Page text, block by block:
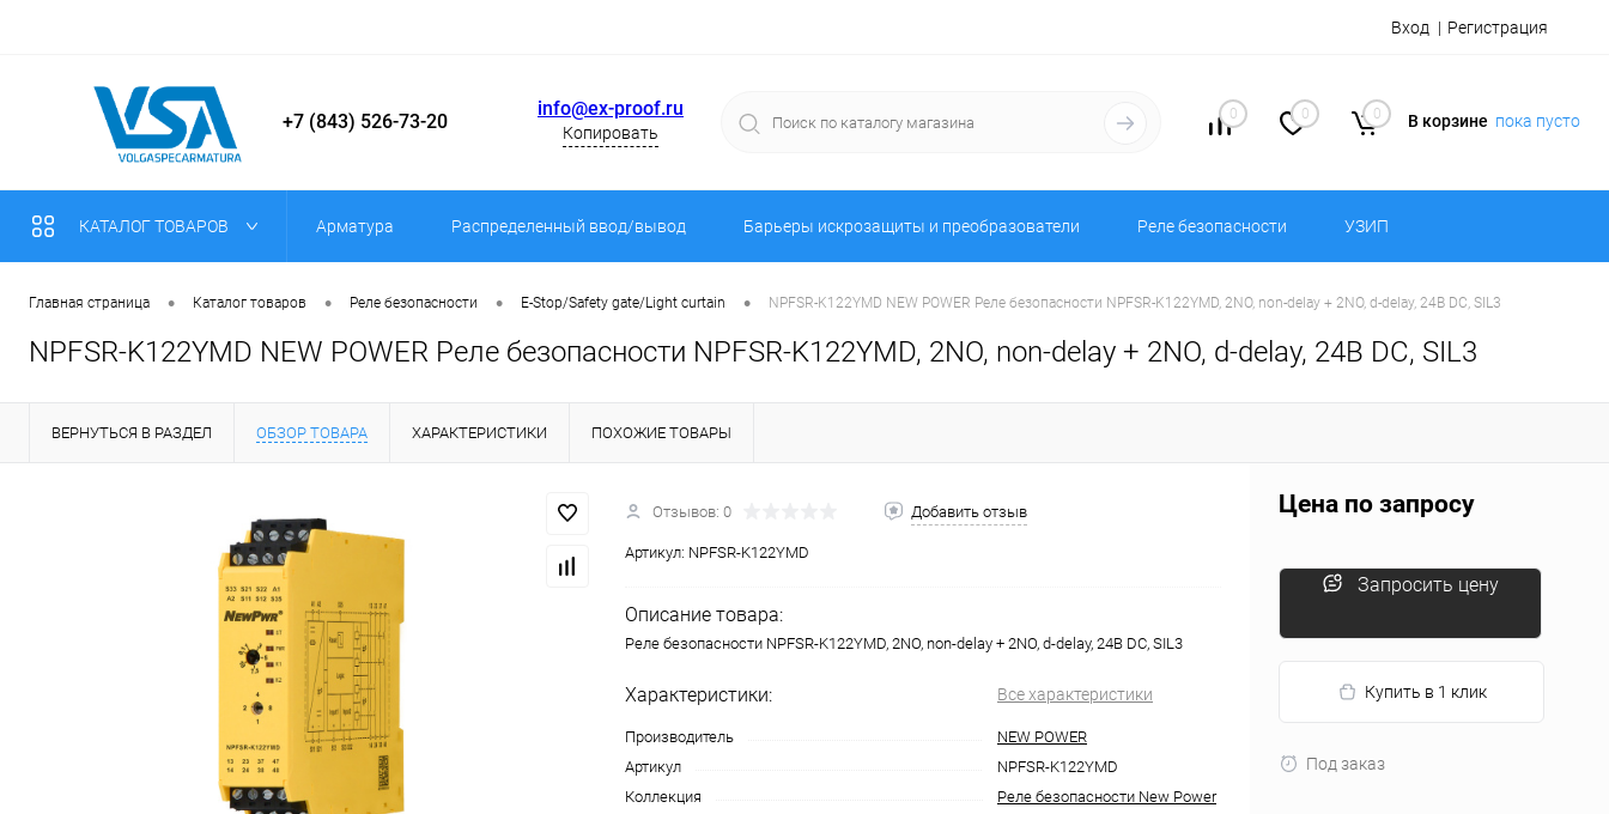
Вход Регистрация
+7 (843) 526-73-20
info@ex-proof.ru
Копировать
0 0 0 В корзине пока пусто
КАТАЛОГ ТОВАРОВ Арматура Распределенный ввод/вывод Барьеры искрозащиты и преобразователи Реле безопасности УЗИП
Главная страница • Каталог товаров • Реле безопасности • E-Stop/Safety gate/Light curtain • NPFSR-K122YMD NEW POWER Реле безопасности NPFSR-K122YMD, 2NO, non-delay + 2NO, d-delay, 24В DC, SIL3
NPFSR-K122YMD NEW POWER Реле безопасности NPFSR-K122YMD, 2NO, non-delay + 2NO, d-delay, 24В DC, SIL3
ВЕРНУТЬСЯ В РАЗДЕЛ ОБЗОР ТОВАРА ХАРАКТЕРИСТИКИ ПОХОЖИЕ ТОВАРЫ
Отзывов: 0 Добавить отзыв
Артикул: NPFSR-K122YMD
Описание товара:
Реле безопасности NPFSR-K122YMD, 2NO, non-delay + 2NO, d-delay, 24В DC, SIL3
Характеристики: Все характеристики
Производитель
NEW POWER
Артикул
NPFSR-K122YMD
Коллекция
Реле безопасности New Power
Цена по запросу
Запросить цену
Купить в 1 клик
Под заказ